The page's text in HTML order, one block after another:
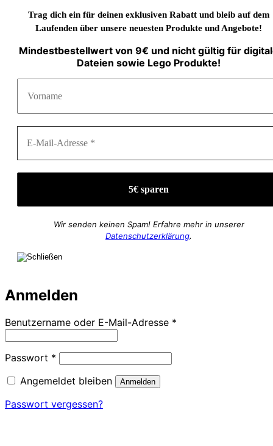
Trag dich ein für deinen exklusiven Rabatt und bleib auf dem
Laufenden über unsere neuesten Produkte und Angebote!
Mindestbestellwert von 9€ und nicht gültig für
Dateien sowie Lego Produkte!
Wir senden keinen Spam! Erfahre mehr in unserer
Datenschutzerklärung.
Anmelden
Benutzername oder E-Mail-Adresse *
Passwort * Erforderlich
Angemeldet bleiben
Anmelden
Passwort vergessen?